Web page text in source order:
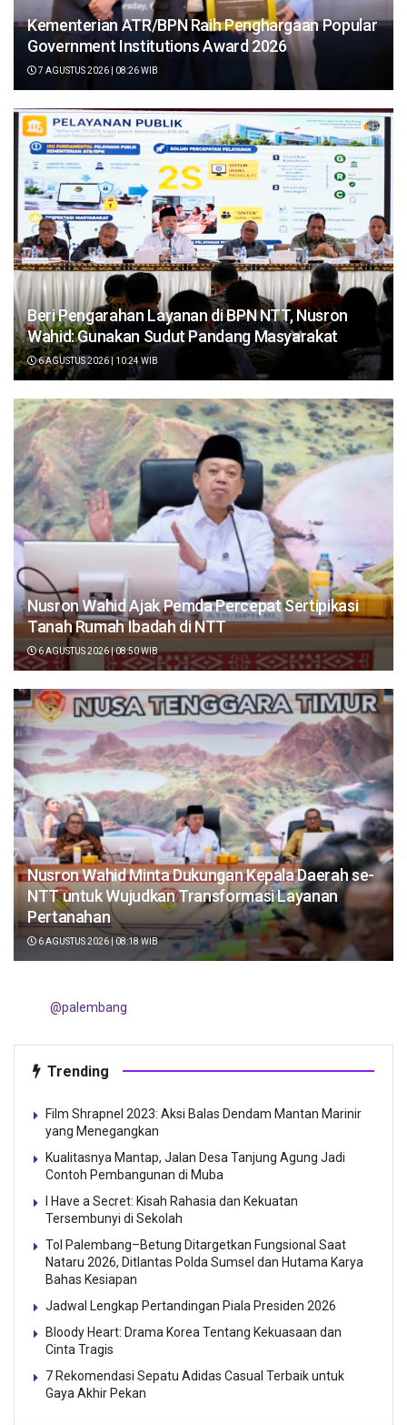
Kementerian ATR/BPN Raih Penghargaan Popular
Government Institutions Award 2026
7 AGUSTUS 2026 | 08:26 WIB
Beri Pengarahan Layanan di BPN NTT, Nusron
Wahid: Gunakan Sudut Pandang Masyarakat
6 AGUSTUS 2026 | 10:24 WIB
Nusron Wahid Ajak Pemda Percepat Sertipikasi
Tanah Rumah Ibadah di NTT
6 AGUSTUS 2026 | 08:50 WIB
Nusron Wahid Minta Dukungan Kepala Daerah se-
NTT untuk Wujudkan Transformasi Layanan
Pertanahan
6 AGUSTUS 2026 | 08:18 WIB
@palembang
Trending
Film Shrapnel 2023: Aksi Balas Dendam Mantan Marinir
yang Menegangkan
Kualitasnya Mantap, Jalan Desa Tanjung Agung Jadi
Contoh Pembangunan di Muba
I Have a Secret: Kisah Rahasia dan Kekuatan
Tersembunyi di Sekolah
Tol Palembang–Betung Ditargetkan Fungsional Saat
Nataru 2026, Ditlantas Polda Sumsel dan Hutama Karya
Bahas Kesiapan
Jadwal Lengkap Pertandingan Piala Presiden 2026
Bloody Heart: Drama Korea Tentang Kekuasaan dan
Cinta Tragis
7 Rekomendasi Sepatu Adidas Casual Terbaik untuk
Gaya Akhir Pekan